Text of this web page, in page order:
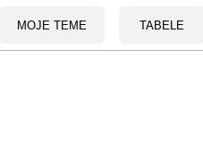
MOJE TEME TABELE